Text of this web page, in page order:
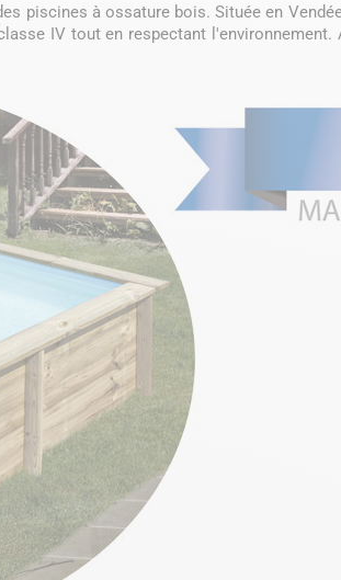
piscines à ossature bois. Située en
IV tout en respectant